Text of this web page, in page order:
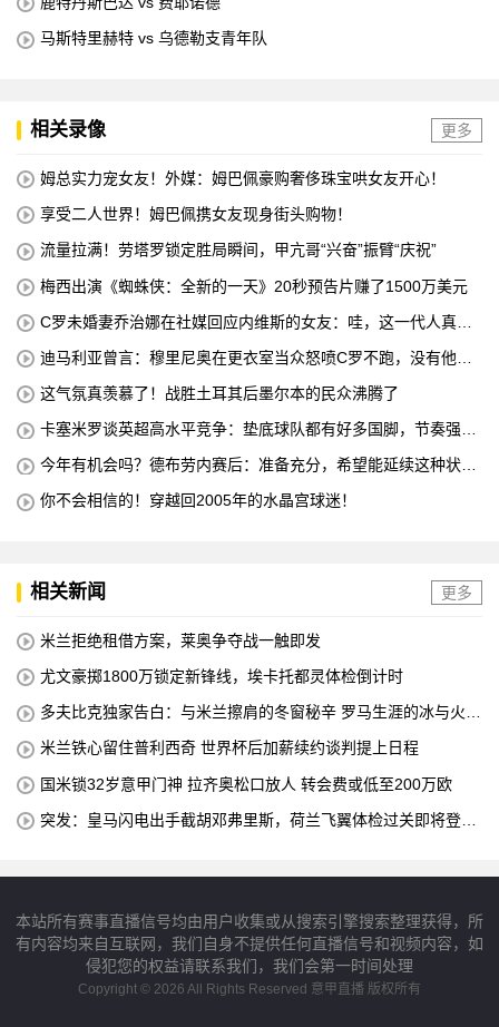
马斯特里赫特 vs 乌德勒支青年队
相关录像 更多
姆总实力宠女友！外媒：姆巴佩豪购奢侈珠宝哄女友开心！
享受二人世界！姆巴佩携女友现身街头购物！
流量拉满！劳塔罗锁定胜局瞬间，甲亢哥“兴奋”振臂“庆祝”
梅西出演《蜘蛛侠：全新的一天》20秒预告片赚了1500万美元
C罗未婚妻乔治娜在社媒回应内维斯的女友：哇，这一代人真劲
迪马利亚曾言：穆里尼奥在更衣室当众怒喷C罗不跑，没有他不
这气氛真羡慕了！战胜土耳其后墨尔本的民众沸腾了
卡塞米罗谈英超高水平竞争：垫底球队都有好多国脚，节奏强度
今年有机会吗？德布劳内赛后：准备充分，希望能延续这种状
你不会相信的！穿越回2005年的水晶宫球迷！
相关新闻 更多
米兰拒绝租借方案，莱奥争夺战一触即发
尤文豪掷1800万锁定新锋线，埃卡托都灵体检倒计时
多夫比克独家告白：与米兰擦肩的冬窗秘辛 罗马生涯的冰与火之
米兰铁心留住普利西奇 世界杯后加薪续约谈判提上日程
国米锁32岁意甲门神 拉齐奥松口放人 转会费或低至200万欧
突发：皇马闪电出手截胡邓弗里斯，荷兰飞翼体检过关即将登陆
本站所有赛事直播信号均由用户收集或从搜索引擎搜索整理获得，所
有内容均来自互联网，我们自身不提供任何直播信号和视频内容，如
侵犯您的权益请联系我们，我们会第一时间处理
Copyright © 2026 All Rights Reserved 意甲直播 版权所有